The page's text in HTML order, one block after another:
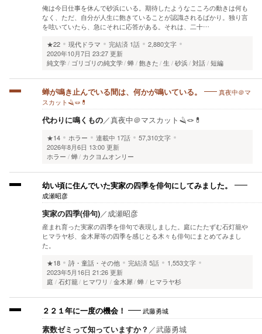
俺は今日仕事を休んで砂浜にいる。期待したようなこころの動きは何も
なく、ただ、自分が人生に飽きていることが認識されるばかり。独り言
を呟いていたら、急にそれに応答がある。それは、二十…
★22
現代ドラマ 完結済 1話
2,880文字
2020年10月7日 23:27 更新
純文学
ゴリゴリの純文学 蝉 飽きた 生 砂浜 対話 短編
蝉が鳴き止んでいる間は、何かが鳴いている。
真夜中＠マ
スカット🪒🪢💊
代わりに鳴くもの／真夜中＠マスカット🪒🪢💊
★14 ホラー 連載中 17話
57,310文字
2026年8月6日 13:00 更新
ホラー
蝉 カクヨムオンリー
幼い頃に住んでいた実家の四季を俳句にしてみました。
成瀬昭彦
実家の四季(俳句)／成瀬昭彦
産まれ育った実家の四季を俳句で表現しました。庭にたたずむ石灯籠や
ヒマラヤ杉、金木犀等の四季を感じとる木々も俳句にまとめてみまし
た。
★18
詩・童話・その他 完結済5話
1,553文字
2023年5月16日 21:26 更新
庭
石灯籠 ヒマワリ 金木犀 蝉 ヒマラヤ杉
２２１年に一度の機会！ 武藤勇城
素数ゼミって知っていますか？ ／武藤勇城